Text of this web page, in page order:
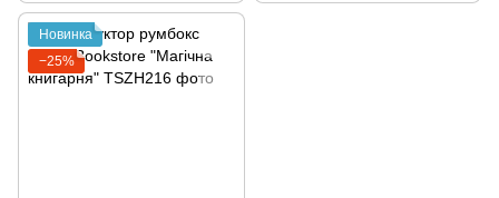
Новинка
−25%